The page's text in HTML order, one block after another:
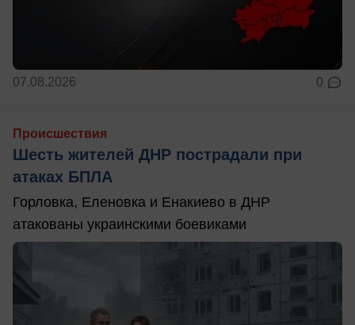
07.08.2026 0
Происшествия
Шесть жителей ДНР пострадали при
атаках БПЛА
Горловка, Еленовка и Енакиево в ДНР
атакованы украинскими боевиками